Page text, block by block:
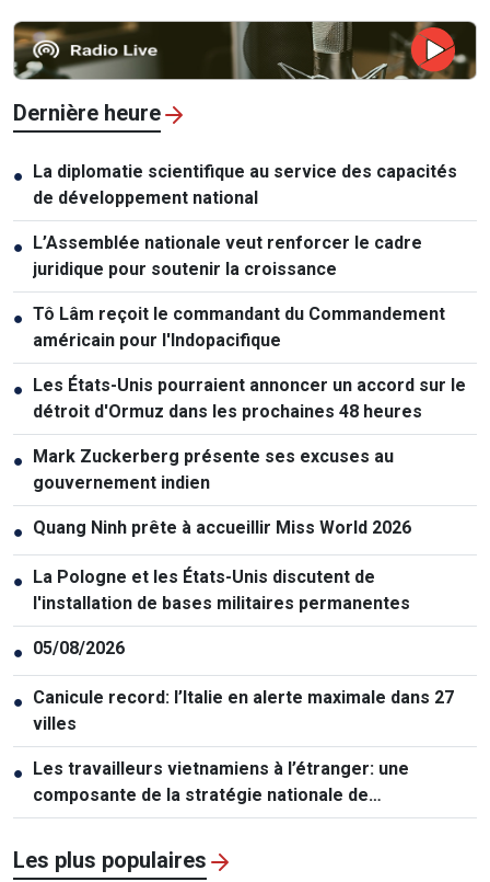
Dernière heure
● La diplomatie scientifique au service des capacités
de développement national
● L’Assemblée nationale veut renforcer le cadre
juridique pour soutenir la croissance
● Tô Lâm reçoit le commandant du Commandement
américain pour l'Indopacifique
● Les États-Unis pourraient annoncer un accord sur le
détroit d'Ormuz dans les prochaines 48 heures
● Mark Zuckerberg présente ses excuses au
gouvernement indien
● Quang Ninh prête à accueillir Miss World 2026
● La Pologne et les États-Unis discutent de
l'installation de bases militaires permanentes
● 05/08/2026
● Canicule record: l’Italie en alerte maximale dans 27
villes
● Les travailleurs vietnamiens à l’étranger: une
composante de la stratégie nationale de
développement des ressources humaines
Les plus populaires